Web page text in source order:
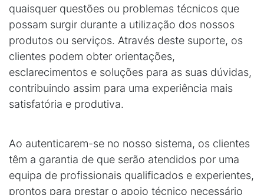
quaisquer questões ou problemas técnicos que
possam surgir durante a utilização dos nossos
produtos ou serviços. Através deste suporte, os
clientes podem obter orientações,
esclarecimentos e soluções para as suas dúvidas,
contribuindo assim para uma experiência mais
satisfatória e produtiva.
Ao autenticarem-se no nosso sistema, os clientes
têm a garantia de que serão atendidos por uma
equipa de profissionais qualificados e experientes,
prontos para prestar o apoio técnico necessário